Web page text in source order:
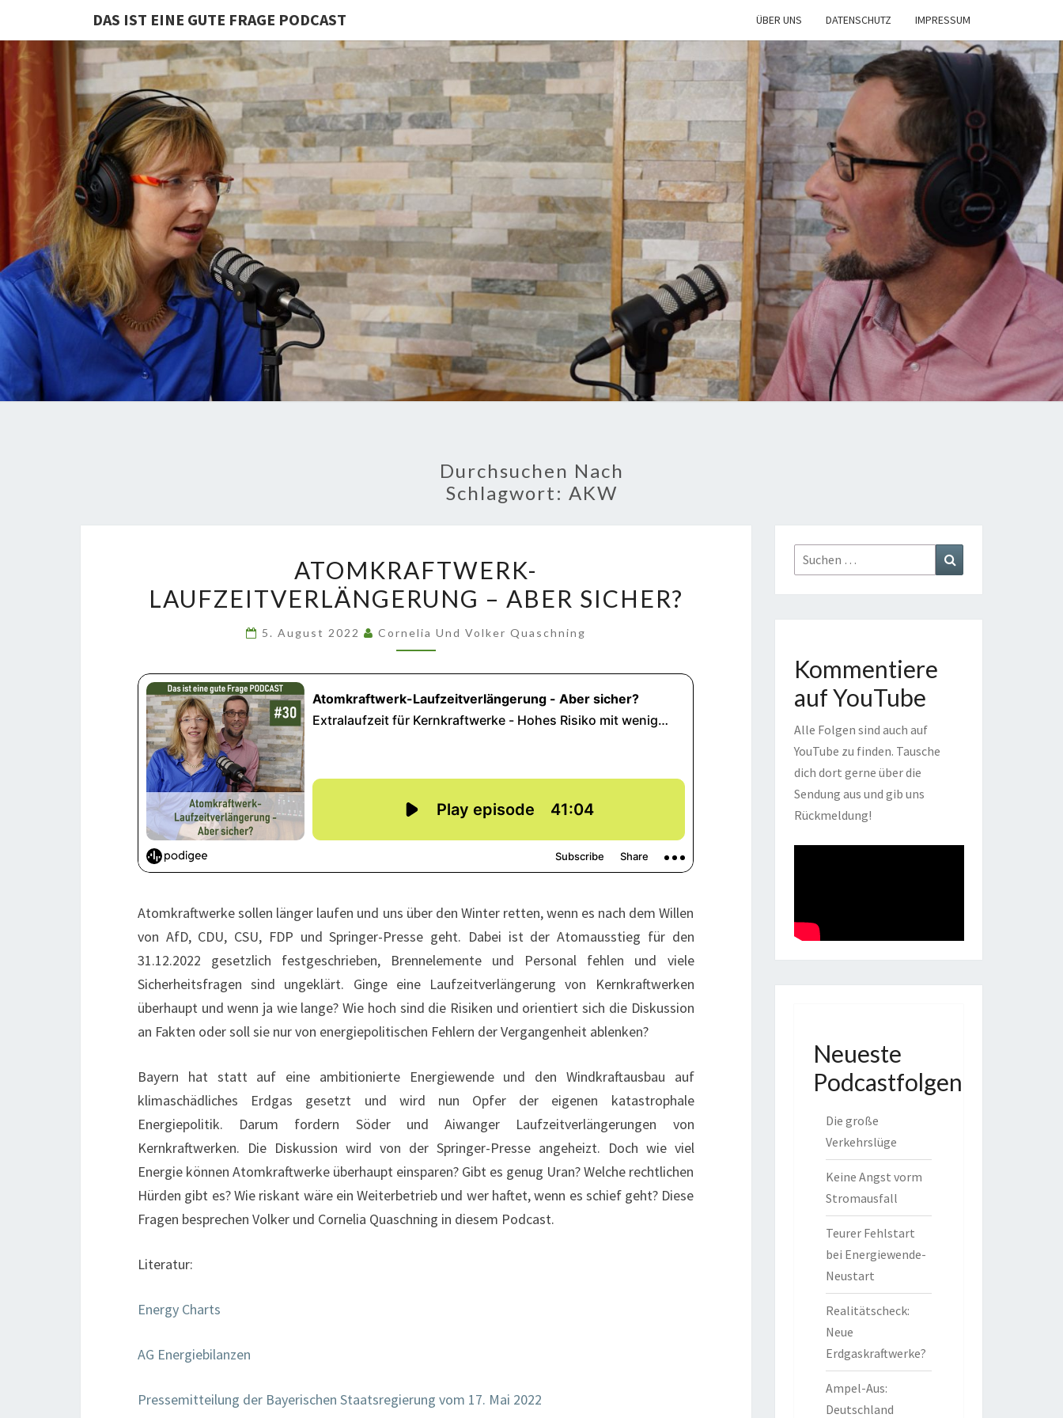
DAS IST EINE GUTE FRAGE PODCAST ÜBER UNS DATENSCHUTZ IMPRESSUM
DAS IST
EINE
GUTE
PODCAST
Von Cornelia Und
Volker
Quaschning – Der
Podcast Zur
Klimakrise Und
Energierevolution
| Klimaschutz Und
Energiewende-
Fakten Und
Hintergründe
Durchsuchen Nach
Schlagwort: AKW
LAUFZEITVERLÄNGERUNG
–
SICHER?
ATOMKRAFTWERK-
LAUFZEITVERLÄNGERUNG – ABER SICHER?
5. August 2022 Cornelia Und Volker Quaschning
Atomkraftwerke sollen länger laufen und uns über den Winter retten, wenn es nach dem Willen
von AfD, CDU, CSU, FDP und Springer-Presse geht. Dabei ist der Atomausstieg für den
31.12.2022 gesetzlich festgeschrieben, Brennelemente und Personal fehlen und viele
Sicherheitsfragen sind ungeklärt. Ginge eine Laufzeitverlängerung von Kernkraftwerken
überhaupt und wenn ja wie lange? Wie hoch sind die Risiken und orientiert sich die Diskussion
an Fakten oder soll sie nur von energiepolitischen Fehlern der Vergangenheit ablenken?
Bayern hat statt auf eine ambitionierte Energiewende und den Windkraftausbau auf
klimaschädliches Erdgas gesetzt und wird nun Opfer der eigenen katastrophale
Energiepolitik. Darum fordern Söder und Aiwanger Laufzeitverlängerungen von
Kernkraftwerken. Die Diskussion wird von der Springer-Presse angeheizt. Doch wie viel
Energie können Atomkraftwerke überhaupt einsparen? Gibt es genug Uran? Welche rechtlichen
Hürden gibt es? Wie riskant wäre ein Weiterbetrieb und wer haftet, wenn es schief geht? Diese
Fragen besprechen Volker und Cornelia Quaschning in diesem Podcast.
Literatur:
Energy Charts
AG Energiebilanzen
Pressemitteilung der Bayerischen Staatsregierung vom 17. Mai 2022
Suchen
nach:
Kommentiere
auf YouTube
Alle Folgen sind auch auf
YouTube zu finden. Tausche
dich dort gerne über die
Sendung aus und gib uns
Rückmeldung!
Neueste
Podcastfolgen
Die große
Verkehrslüge
Keine Angst vorm
Stromausfall
Teurer Fehlstart
bei Energiewende-
Neustart
Realitätscheck:
Neue
Erdgaskraftwerke?
Ampel-Aus:
Deutschland